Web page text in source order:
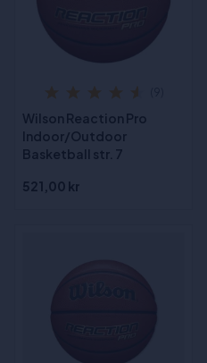
Wilson Reaction Pro
Indoor/Outdoor
Basketball str. 7
521,00 kr